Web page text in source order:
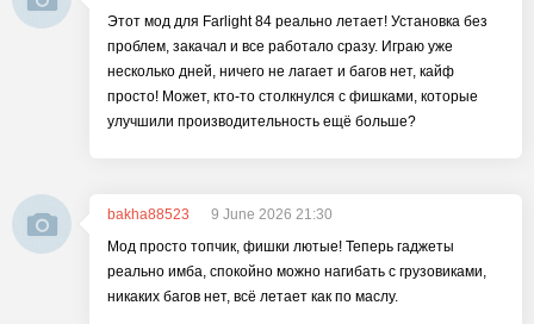
Этот мод для Farlight 84 реально летает! Установка без
проблем, закачал и все работало сразу. Играю уже
несколько дней, ничего не лагает и багов нет, кайф
просто! Может, кто-то столкнулся с фишками, которые
улучшили производительность ещё больше?
bakha88523
9 June 2026 21:30
Мод просто топчик, фишки лютые! Теперь гаджеты
реально имба, спокойно можно нагибать с грузовиками,
никаких багов нет, всё летает как по маслу.